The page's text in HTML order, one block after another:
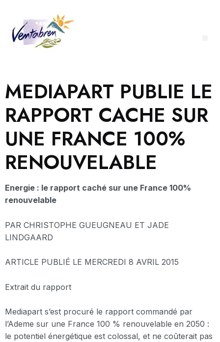
MEDIAPART PUBLIE LE
RAPPORT CACHE SUR
UNE FRANCE 100%
RENOUVELABLE
Energie : le rapport caché sur une France 100%
renouvelable
PAR CHRISTOPHE GUEUGNEAU ET JADE
LINDGAARD
ARTICLE PUBLIÉ LE MERCREDI 8 AVRIL 2015
Extrait du rapport
Mediapart s’est procuré le rapport commandé par
l’Ademe sur une France 100 % renouvelable en 2050 :
le potentiel énergétique est colossal, et ne coûterait pas